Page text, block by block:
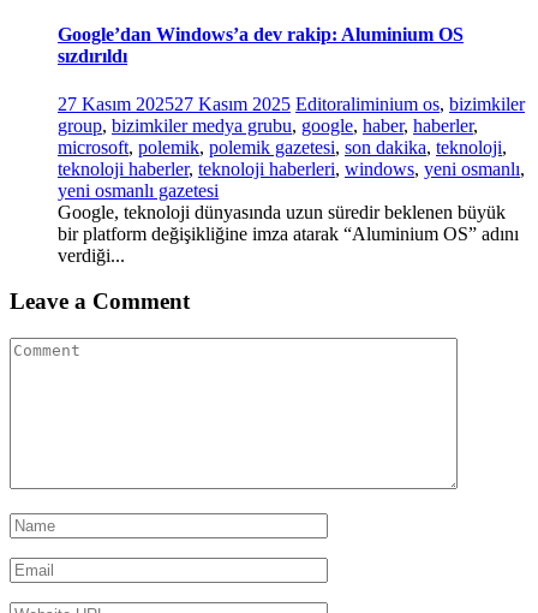
Google’dan Windows’a dev rakip: Aluminium OS
sızdırıldı
27 Kasım 202527 Kasım 2025 Editoraliminium os, bizimkiler
group, bizimkiler medya grubu, google, haber, haberler,
microsoft, polemik, polemik gazetesi, son dakika, teknoloji,
teknoloji haberler, teknoloji haberleri, windows, yeni osmanlı,
yeni osmanlı gazetesi
Google, teknoloji dünyasında uzun süredir beklenen büyük
bir platform değişikliğine imza atarak “Aluminium OS” adını
verdiği...
Leave a Comment